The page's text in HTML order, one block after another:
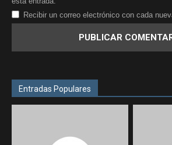
Recibir un correo electrónico con cada
Entradas Populares